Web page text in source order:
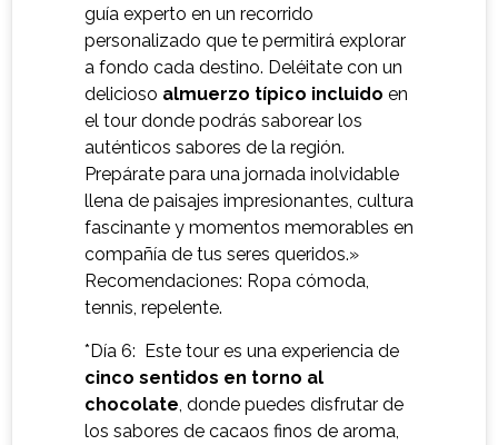
guía experto en un recorrido
personalizado que te permitirá explorar
a fondo cada destino. Deléitate con un
delicioso almuerzo típico incluido en
el tour donde podrás saborear los
auténticos sabores de la región.
Prepárate para una jornada inolvidable
llena de paisajes impresionantes, cultura
fascinante y momentos memorables en
compañía de tus seres queridos.»
Recomendaciones: Ropa cómoda,
tennis, repelente.
*Día 6: Este tour es una experiencia de
cinco sentidos en torno al
chocolate , donde puedes disfrutar de
los sabores de cacaos finos de aroma,